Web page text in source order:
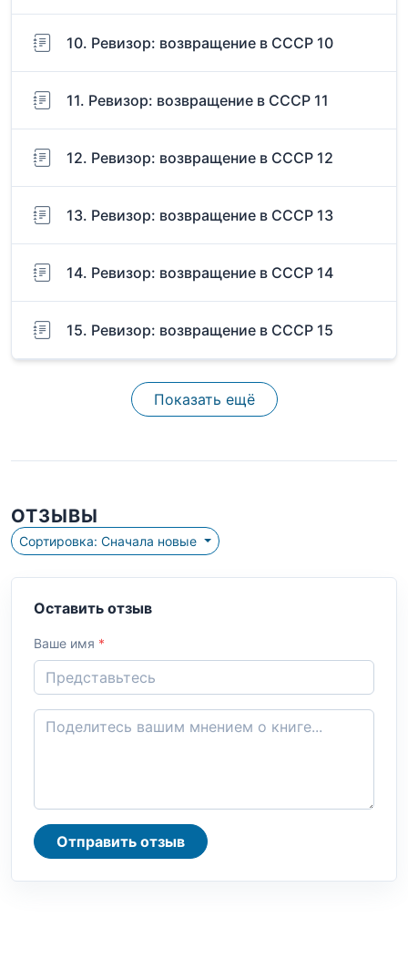
10. Ревизор: возвращение в СССР 10
11. Ревизор: возвращение в СССР 11
12. Ревизор: возвращение в СССР 12
13. Ревизор: возвращение в СССР 13
14. Ревизор: возвращение в СССР 14
15. Ревизор: возвращение в СССР 15
Показать ещё
ОТЗЫВЫ
Сортировка: Сначала новые
Оставить отзыв
Ваше имя *
Отправить отзыв